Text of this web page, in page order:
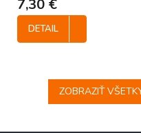
7,30 €
DETAIL
ZOBRAZIŤ